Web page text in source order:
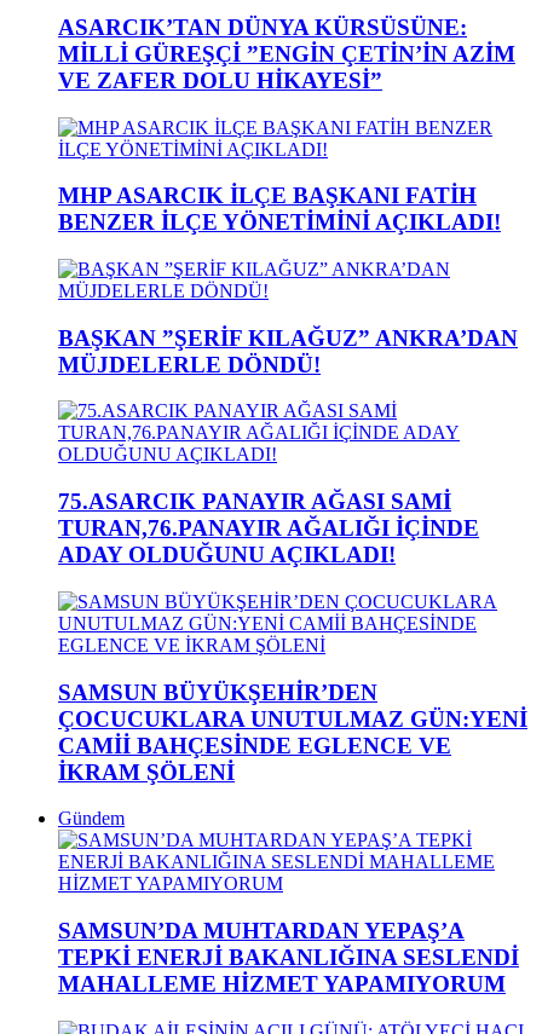
ASARCIK’TAN DÜNYA KÜRSÜSÜNE:
MİLLİ GÜREŞÇİ ”ENGİN ÇETİN’İN AZİM
VE ZAFER DOLU HİKAYESİ”
MHP ASARCIK İLÇE BAŞKANI FATİH
BENZER İLÇE YÖNETİMİNİ AÇIKLADI!
BAŞKAN ”ŞERİF KILAĞUZ” ANKRA’DAN
MÜJDELERLE DÖNDÜ!
75.ASARCIK PANAYIR AĞASI SAMİ
TURAN,76.PANAYIR AĞALIĞI İÇİNDE
ADAY OLDUĞUNU AÇIKLADI!
SAMSUN BÜYÜKŞEHİR’DEN
ÇOCUCUKLARA UNUTULMAZ GÜN:YENİ
CAMİİ BAHÇESİNDE EGLENCE VE
İKRAM ŞÖLENİ
Gündem
SAMSUN’DA MUHTARDAN YEPAŞ’A
TEPKİ ENERJİ BAKANLIĞINA SESLENDİ
MAHALLEME HİZMET YAPAMIYORUM